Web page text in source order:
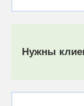
Нужны